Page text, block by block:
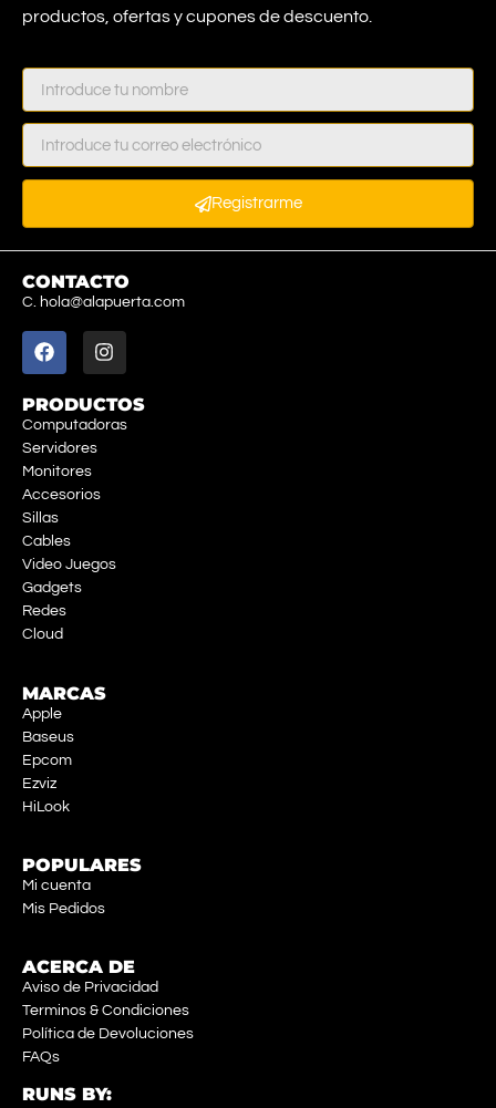
productos, ofertas y cupones de descuento.
Registrarme
CONTACTO
C. hola@alapuerta.com
PRODUCTOS
Computadoras
Servidores
Monitores
Accesorios
Sillas
Cables
Video Juegos
Gadgets
Redes
Cloud
MARCAS
Apple
Baseus
Epcom
Ezviz
HiLook
POPULARES
Mi cuenta
Mis Pedidos
ACERCA DE
Aviso de Privacidad
Terminos & Condiciones
Política de Devoluciones
FAQs
RUNS BY: